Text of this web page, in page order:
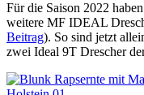
Für die Saison 2022
weitere MF IDEAL
Beitrag). So sind jetzt
zwei Ideal 9T Drescher